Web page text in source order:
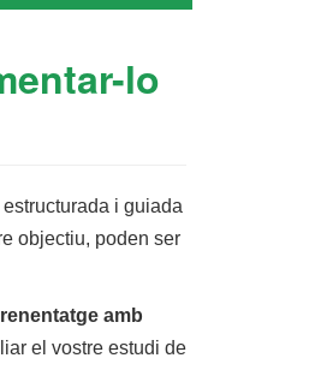
lo
i guiada
objectiu, poden ser
amb
el vostre estudi de